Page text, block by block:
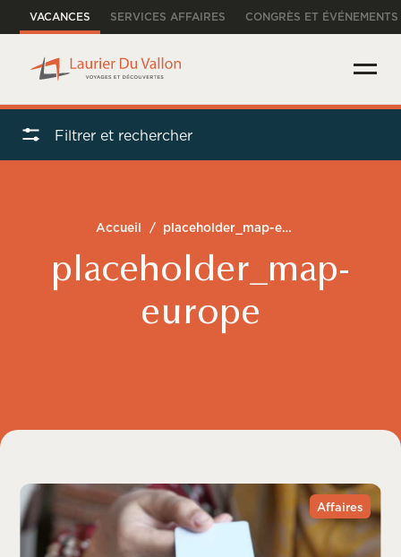
VACANCES SERVICES AFFAIRES CONGRÈS ET ÉVÉNEMENTS
Accueil / placeholder_map-europe
placeholder_map-
europe
Affaires
Filtrer et rechercher